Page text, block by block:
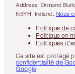
Address: Ormond
N5YH, Ireland. Nous
Politique de
Politique en
Politiques
Ce site est protégé
confidentialité de
Google.